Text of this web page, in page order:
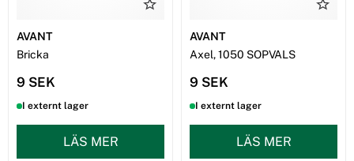
AVANT
Bricka
9 SEK
I externt lager
LÄS MER
AVANT
Axel, 1050 SOPVALS
9 SEK
I externt lager
LÄS MER